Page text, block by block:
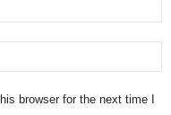
browser for the next time I